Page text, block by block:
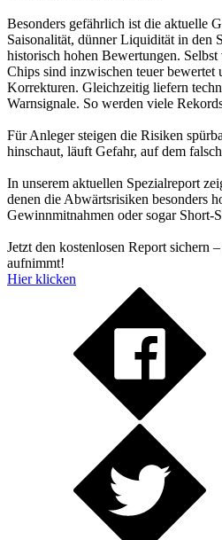
Besonders gefährlich ist die aktuelle
Saisonalität, dünner Liquidität in den
historisch hohen Bewertungen.
Chips sind inzwischen teuer
Korrekturen. Gleichzeitig liefern
Warnsignale. So werden viele
Für Anleger steigen die Risiken
hinschaut, läuft Gefahr, auf dem
In unserem aktuellen Spezialreport
denen die Abwärtsrisiken besonders
Gewinnmitnahmen oder sogar Short-
Jetzt den kostenlosen Report sichern
aufnimmt!
Hier klicken